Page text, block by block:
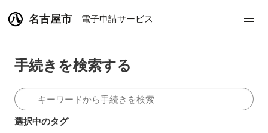
名古屋市 電子申請サービス
手続きを検索する
選択中のタグ